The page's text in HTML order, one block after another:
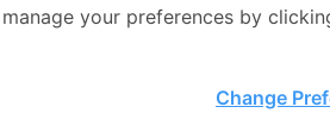
your preferences by
Change